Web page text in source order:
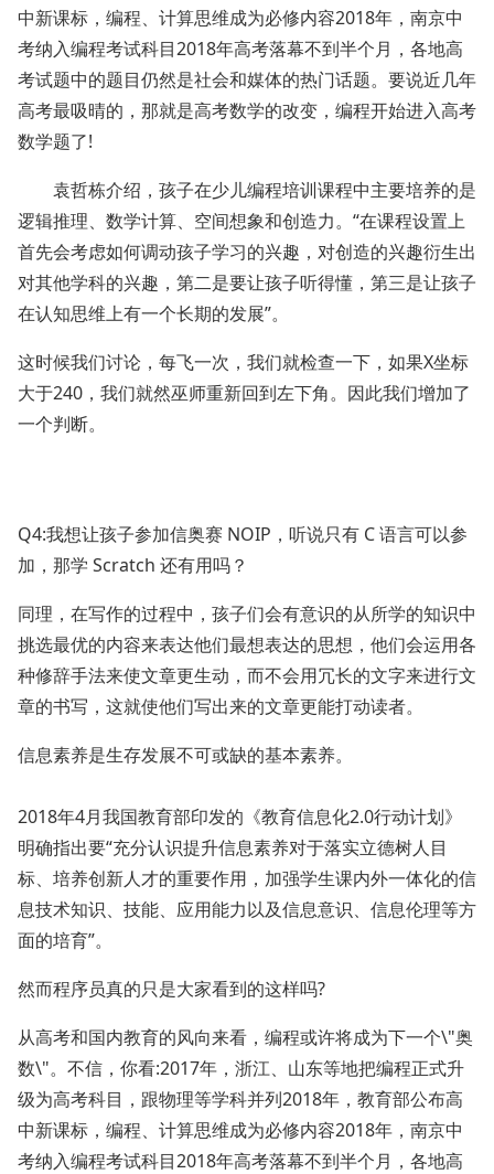
中新课标，编程、计算思维成为必修内容2018年，南京中
考纳入编程考试科目2018年高考落幕不到半个月，各地高
考试题中的题目仍然是社会和媒体的热门话题。要说近几年
高考最吸晴的，那就是高考数学的改变，编程开始进入高考
数学题了!
袁哲栋介绍，孩子在少儿编程培训课程中主要培养的是
逻辑推理、数学计算、空间想象和创造力。“在课程设置上
首先会考虑如何调动孩子学习的兴趣，对创造的兴趣衍生出
对其他学科的兴趣，第二是要让孩子听得懂，第三是让孩子
在认知思维上有一个长期的发展”。
这时候我们讨论，每飞一次，我们就检查一下，如果X坐标
大于240，我们就然巫师重新回到左下角。因此我们增加了
一个判断。
Q4:我想让孩子参加信奥赛 NOIP，听说只有 C 语言可以参
加，那学 Scratch 还有用吗？
同理，在写作的过程中，孩子们会有意识的从所学的知识中
挑选最优的内容来表达他们最想表达的思想，他们会运用各
种修辞手法来使文章更生动，而不会用冗长的文字来进行文
章的书写，这就使他们写出来的文章更能打动读者。
信息素养是生存发展不可或缺的基本素养。
2018年4月我国教育部印发的《教育信息化2.0行动计划》
明确指出要“充分认识提升信息素养对于落实立德树人目
标、培养创新人才的重要作用，加强学生课内外一体化的信
息技术知识、技能、应用能力以及信息意识、信息伦理等方
面的培育”。
然而程序员真的只是大家看到的这样吗?
从高考和国内教育的风向来看，编程或许将成为下一个\"奥
数\"。不信，你看:2017年，浙江、山东等地把编程正式升
级为高考科目，跟物理等学科并列2018年，教育部公布高
中新课标，编程、计算思维成为必修内容2018年，南京中
考纳入编程考试科目2018年高考落幕不到半个月，各地高